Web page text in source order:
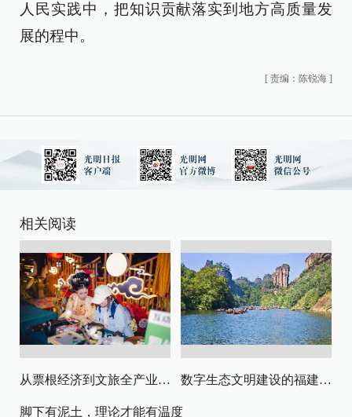
人民实践中，把知识贡献落实到地方高质量发
展的程中。
[ 责编：陈锐海 ]
相关阅读
从票根经济到文旅全产业链升级 数字生态文明建设的福建路径与启示
脚下有泥土，理论才能有温度